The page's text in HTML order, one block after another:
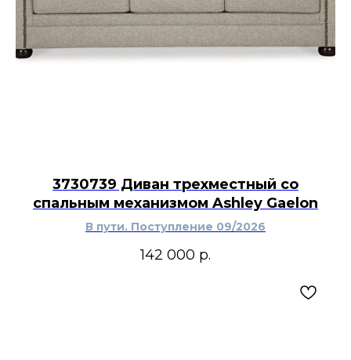
3730739 Диван трехместный со
спальным механизмом Ashley Gaelon
В пути. Поступление 09/2026
142 000 р.